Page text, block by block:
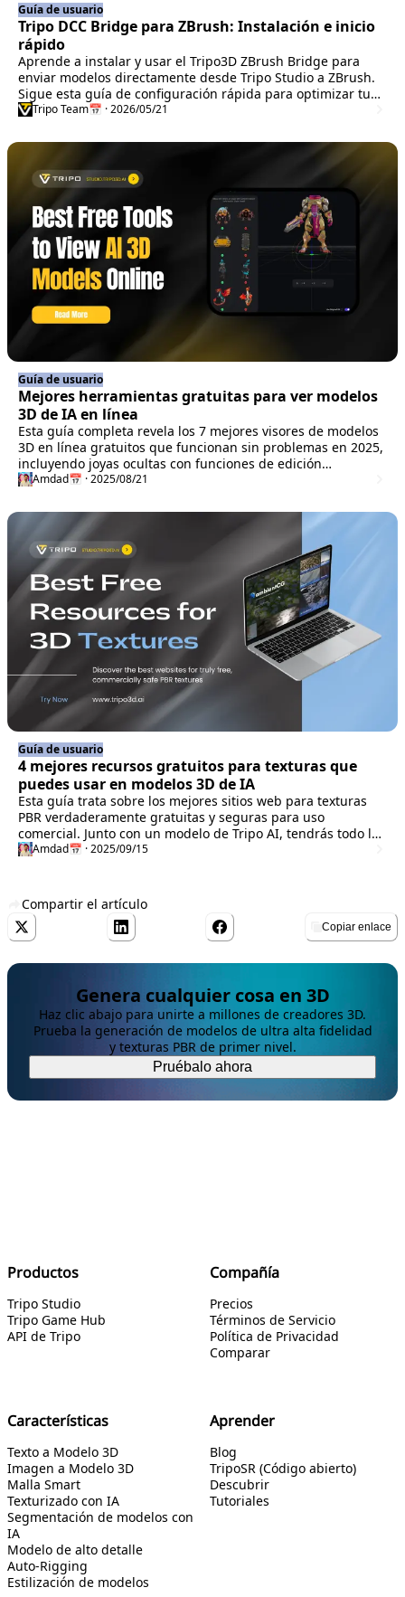
Guía de usuario
Tripo DCC Bridge para ZBrush: Instalación e inicio
rápido
Aprende a instalar y usar el Tripo3D ZBrush Bridge para
enviar modelos directamente desde Tripo Studio a ZBrush.
Sigue esta guía de configuración rápida para optimizar tu
flujo de trabajo 3D.
Tripo Team📅 · 2026/05/21
Guía de usuario
Mejores herramientas gratuitas para ver modelos
3D de IA en línea
Esta guía completa revela los 7 mejores visores de modelos
3D en línea gratuitos que funcionan sin problemas en 2025,
incluyendo joyas ocultas con funciones de edición
profesionales. Le mostraremos exactamente cómo ver
agujeros y bordes rugosos, e incluso compartiremos una
estrategia preventiva que elimina los inconvenientes de
edición. Ya sea que esté revisando activos de juegos o
prototipos de clientes, estas herramientas basadas en
navegador ofrecen resultados profesionales sin costo
alguno.
Amdad📅 · 2025/08/21
Guía de usuario
4 mejores recursos gratuitos para texturas que
puedes usar en modelos 3D de IA
Esta guía trata sobre los mejores sitios web para texturas
PBR verdaderamente gratuitas y seguras para uso
comercial. Junto con un modelo de Tripo AI, tendrás todo lo
necesario para pasar de una idea simple a un activo final
Amdad📅 · 2025/09/15
Compartir el artículo
Copiar enlace
Genera cualquier cosa en 3D
Haz clic abajo para unirte a millones de creadores 3D.
Prueba la generación de modelos de ultra alta fidelidad
y texturas PBR de primer nivel.
Pruébalo ahora
Productos
Tripo Studio
Tripo Game Hub
API de Tripo
Compañía
Precios
Términos de Servicio
Política de Privacidad
Comparar
Características
Texto a Modelo 3D
Imagen a Modelo 3D
Malla Smart
Texturizado con IA
Segmentación de modelos con
IA
Modelo de alto detalle
Auto-Rigging
Estilización de modelos
Aprender
Blog
TripoSR (Código abierto)
Descubrir
Tutoriales